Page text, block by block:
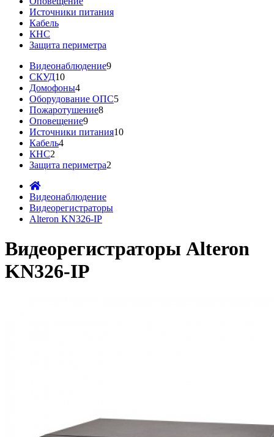
Источники питания
Кабель
КНС
Защита периметра
Видеонаблюдение9
СКУД10
Домофоны4
Оборудование ОПС5
Пожаротушение8
Оповещение9
Источники питания10
Кабель4
КНС2
Защита периметра2
Видеонаблюдение
Видеорегистраторы
Alteron KN326-IP
Видеорегистраторы Alteron
KN326-IP